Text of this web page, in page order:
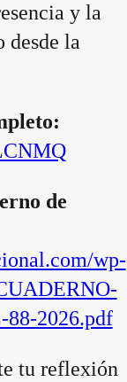
y la
desde la
de
wp-
2026.pdf
tu reflexión